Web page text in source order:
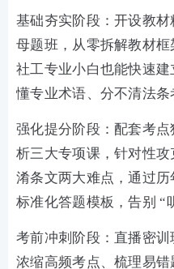
基础夯实阶段：开设教
母题班，从零拆解教材
社工专业小白也能快速
懂专业术语、分不清法条
强化提分阶段：配套考
析三大专项课，针对性
淆条文两大难点，通过
标准化答题模板，告别 “
考前冲刺阶段：直播密训
浓缩高频考点、梳理易